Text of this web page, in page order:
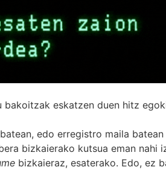
eskatzen duen hitz
edo erregistro maila
bizkaierako kutsua eman nahi
bizkaieraz, esaterako. Edo, ez